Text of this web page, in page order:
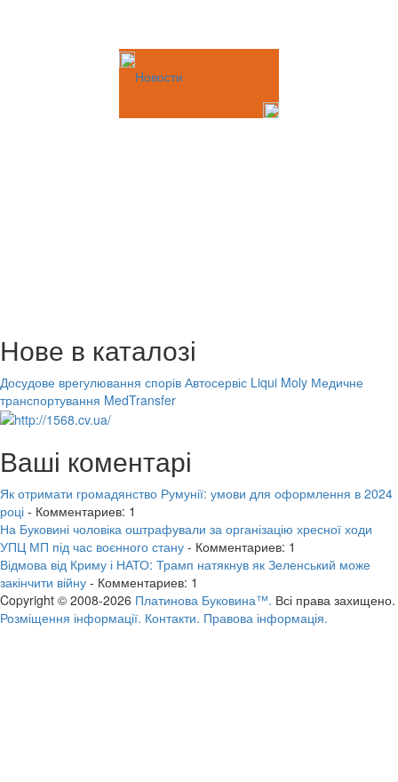
Новости
Нове в каталозі
Досудове врегулювання спорів Автосервіс Liqui Moly Медичне
транспортування MedTransfer
Ваші коментарі
Як отримати громадянство Румунії: умови для оформлення в 2024
році - Комментариев: 1
На Буковині чоловіка оштрафували за організацію хресної ходи
УПЦ МП під час воєнного стану - Комментариев: 1
Відмова від Криму і НАТО: Трамп натякнув як Зеленський може
закінчити війну - Комментариев: 1
Copyright © 2008-2026 Платинова Буковина™. Всі права захищено.
Розміщення інформації. Контакти. Правова інформація.